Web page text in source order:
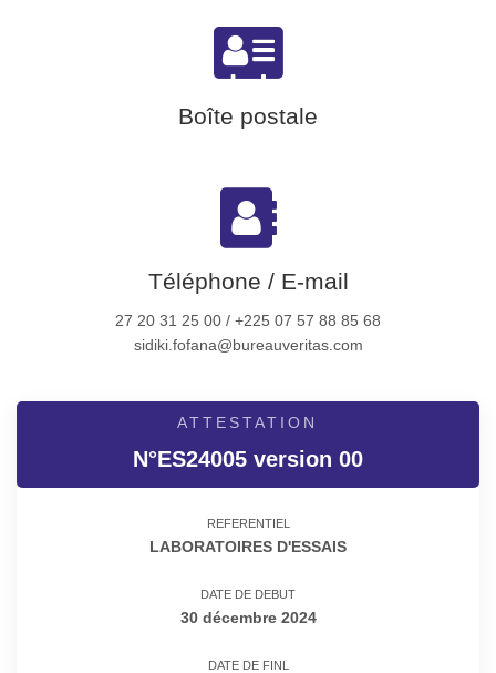
Boîte postale
Téléphone / E-mail
27 20 31 25 00 / +225 07 57 88 85 68
sidiki.fofana@bureauveritas.com
ATTESTATION
N°ES24005 version 00
REFERENTIEL
LABORATOIRES D'ESSAIS
DATE DE DEBUT
30 décembre 2024
DATE DE FINL